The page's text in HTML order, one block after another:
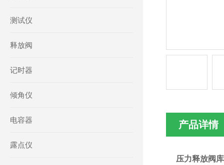
测试仪
释放阀
记时器
倾角仪
电容器
露点仪
产品详情
压力释放阀